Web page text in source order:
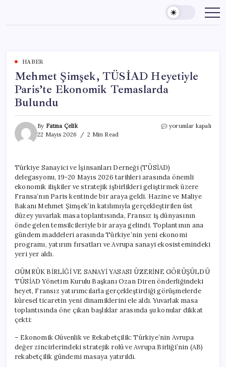
content
HABER
Mehmet Şimşek, TÜSİAD Heyetiyle
Paris’te Ekonomik Temaslarda
Bulundu
By Fatma Çelik
22 Mayıs 2026
2 Min Read
Mehmet
Ekonomik
Temaslarda
Bulundu
için
yorumlar kapalı
Türkiye Sanayici ve İşinsanları Derneği (TÜSİAD)
delegasyonu, 19-20 Mayıs 2026 tarihleri arasında önemli
ekonomik ilişkiler ve stratejik işbirlikleri geliştirmek üzere
Fransa’nın Paris kentinde bir araya geldi. Hazine ve Maliye
Bakanı Mehmet Şimşek’in katılımıyla gerçekleştirilen üst
düzey yuvarlak masa toplantısında, Fransız iş dünyasının
önde gelen temsilcileriyle bir araya gelindi. Toplantının ana
gündem maddeleri arasında Türkiye’nin yeni ekonomi
programı, yatırım fırsatları ve Avrupa sanayi ekosistemindeki
yeri yer aldı.
GÜMRÜK BİRLİĞİ VE SANAYİ YASASI ÜZERİNE GÖRÜŞÜLDÜ
TÜSİAD Yönetim Kurulu Başkanı Ozan Diren önderliğindeki
heyet, Fransız yatırımcılarla gerçekleştirdiği görüşmelerde
küresel ticaretin yeni dinamiklerini ele aldı. Yuvarlak masa
toplantısında öne çıkan başlıklar arasında şu konular dikkat
çekti:
– Ekonomik Güvenlik ve Rekabetçilik: Türkiye’nin Avrupa
değer zincirlerindeki stratejik rolü ve Avrupa Birliği’nin (AB)
rekabetçilik gündemi masaya yatırıldı.